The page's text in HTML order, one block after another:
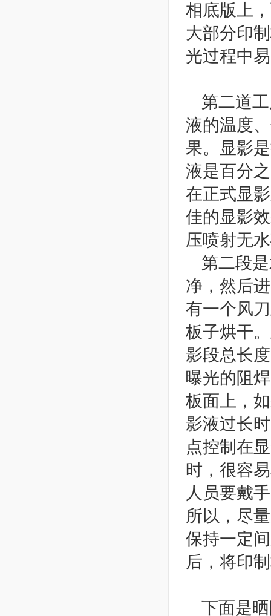
相底版上
大部分印
光过程中
第二道
液的温度
果。显影
液是百分
在正式显
佳的显影
压喷射无
第二段
净，然后
有一个风
板子烘干
影段总长
曝光的阻
板面上，
影液过长
点控制在
时，很容
人员要戴
所以，尽
保持一定
后，将印
下面是